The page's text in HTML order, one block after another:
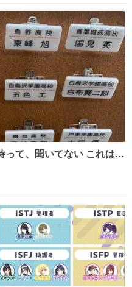
って、聞いてない これは販